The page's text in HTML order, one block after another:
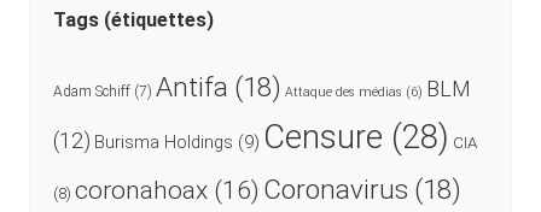
Tags (étiquettes)
Adam Schiff(7) Antifa (18) Attaque des médias (6) BLM
(12) Burisma Holdings (9) Censure (28) CIA
(8) coronahoax(16) Coronavirus (18)